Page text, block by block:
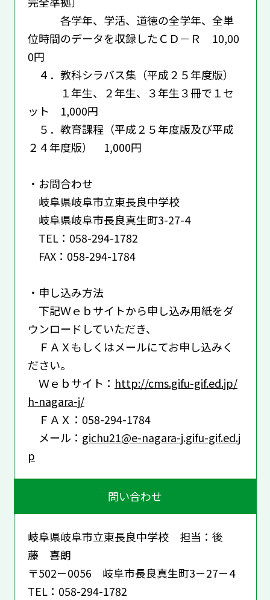
各学年、学活、道徳の全学年、全単
位時間のデータを収録したＣＤ－Ｒ 10,00
0円
４．教科シラバス集（平成２５年度版）
１年生、２年生、３年生３冊で１セ
ット 1,000円
５．教育課程（平成２５年度版及び平成
２４年度版） 1,000円
・お問合わせ
岐阜県岐阜市立東長良中学校
岐阜県岐阜市長良真生町3-27-4
TEL：058-294-1782
FAX：058-294-1784
・申し込み方法
下記Ｗｅｂサイトから申し込み用紙をダ
ウンロードしていただき、
ＦＡＸもしくはメールにてお申し込みく
ださい。
Ｗｅｂサイト： http://cms.gifu-gif.ed.jp/
h-nagara-j/
ＦＡＸ：058-294-1784
メール： gichu21@e-nagara-j.gifu-gif.ed.j
p
問い合わせ
岐阜県岐阜市立東長良中学校 担当：後
藤 喜朗
〒502－0056 岐阜市長良真生町3－27－4
TEL：058-294-1782